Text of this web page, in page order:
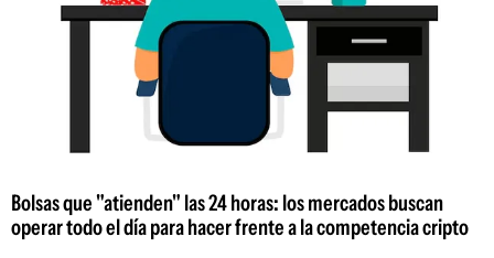
Bolsas que "atienden" las 24 horas: los mercados buscan
operar todo el día para hacer frente a la competencia cripto